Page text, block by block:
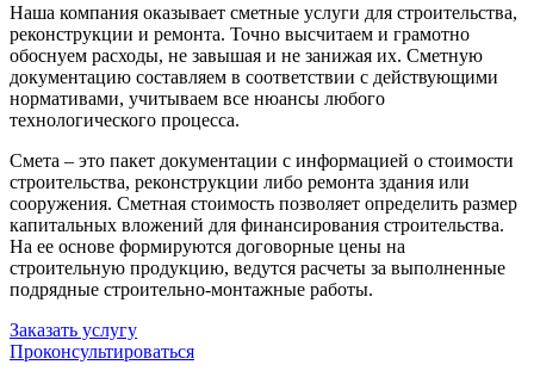
Наша компания оказывает сметные услуги для строительства,
реконструкции и ремонта. Точно высчитаем и грамотно
обоснуем расходы, не завышая и не занижая их. Сметную
документацию составляем в соответствии с действующими
нормативами, учитываем все нюансы любого
технологического процесса.
Смета – это пакет документации с информацией о стоимости
строительства, реконструкции либо ремонта здания или
сооружения. Сметная стоимость позволяет определить размер
капитальных вложений для финансирования строительства.
На ее основе формируются договорные цены на
строительную продукцию, ведутся расчеты за выполненные
подрядные строительно-монтажные работы.
Заказать услугу
Проконсультироваться